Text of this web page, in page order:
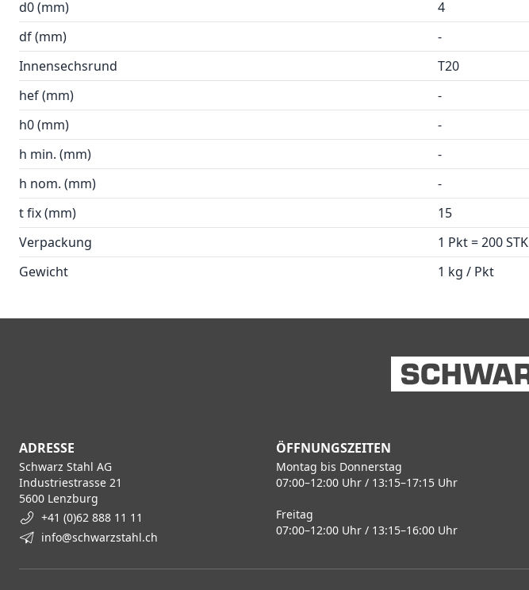
d0 (mm)
4
df (mm)
-
Innensechsrund
T20
hef (mm)
-
h0 (mm)
-
h min. (mm)
-
h nom. (mm)
-
t fix (mm)
15
Verpackung
1 Pkt = 200 STK
Gewicht
1 kg / Pkt
ADRESSE
Schwarz Stahl AG
Industriestrasse 21
5600 Lenzburg
+41 (0)62 888 11 11
info@schwarzstahl.ch
ÖFFNUNGSZEITEN
Montag bis Donnerstag
07:00–12:00 Uhr / 13:15–17:15 Uhr
Freitag
07:00–12:00 Uhr / 13:15–16:00 Uhr